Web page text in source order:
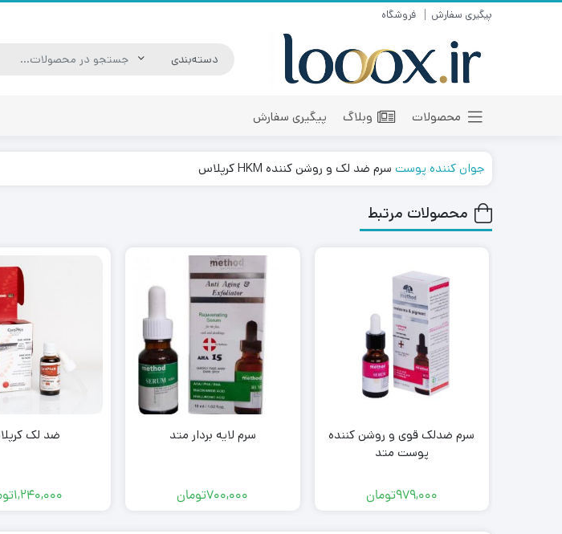
پیگیری سفارش فروشگاه
محصولات وبلاگ پیگیری سفارش
جوان کننده پوست سرم ضد لک و روشن کننده HKM كرپلاس
محصولات مرتبط
سرم ضدلک قوی و روشن کننده
پوست متد
979,000تومان
سرم لایه بردار متد
700,000تومان
ضد لک
1,240,000